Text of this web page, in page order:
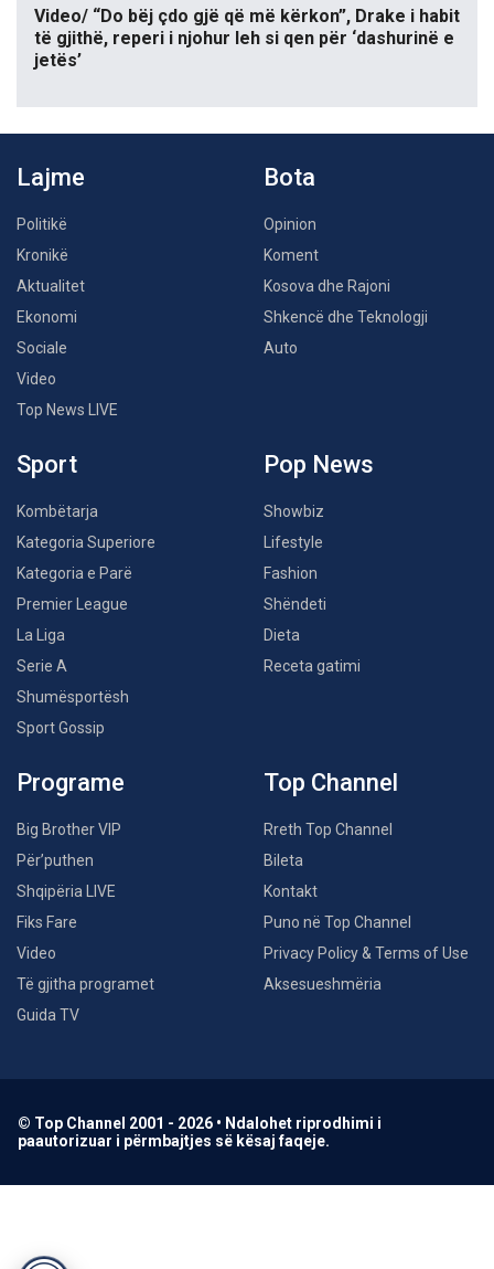
Video/ “Do bëj çdo gjë që më kërkon”, Drake i habit
të gjithë, reperi i njohur leh si qen për ‘dashurinë e
jetës’
Lajme
Politikë
Kronikë
Aktualitet
Ekonomi
Sociale
Video
Top News LIVE
Bota
Opinion
Koment
Kosova dhe Rajoni
Shkencë dhe Teknologji
Auto
Sport
Kombëtarja
Kategoria Superiore
Kategoria e Parë
Premier League
La Liga
Serie A
Shumësportësh
Sport Gossip
Pop News
Showbiz
Lifestyle
Fashion
Shëndeti
Dieta
Receta gatimi
Programe
Big Brother VIP
Për’puthen
Shqipëria LIVE
Fiks Fare
Video
Të gjitha programet
Guida TV
Top Channel
Rreth Top Channel
Bileta
Kontakt
Puno në Top Channel
Privacy Policy & Terms of Use
Aksesueshmëria
© Top Channel 2001 - 2026 • Ndalohet riprodhimi i
paautorizuar i përmbajtjes së kësaj faqeje.